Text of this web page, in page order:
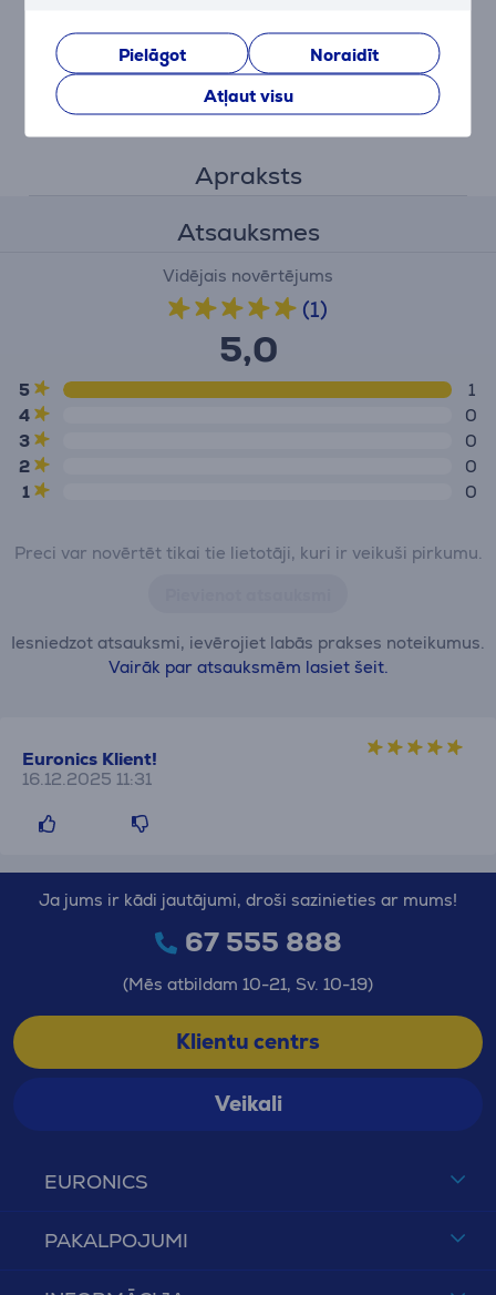
Pielāgot
Noraidīt
Atļaut visu
noteikumiem.
Pielāgot
Apraksts
Atsauksmes
Vidējais novērtējums
(1)
5,0
5
1
4
0
3
0
2
0
1
0
Preci var novērtēt tikai tie lietotāji, kuri ir veikuši pirkumu.
Iesniedzot atsauksmi, ievērojiet labās prakses noteikumus.
Vairāk par atsauksmēm lasiet šeit.
Euronics Klient!
16.12.2025 11:31
EURONICS
PAKALPOJUMI
Ja jums ir kādi jautājumi, droši sazinieties ar mums!
67 555 888
(Mēs atbildam 10-21, Sv. 10-19)
Klientu centrs
Veikali